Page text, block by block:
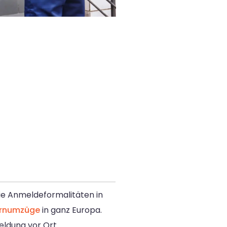
Anmeldeformalitäten in
in ganz Europa.